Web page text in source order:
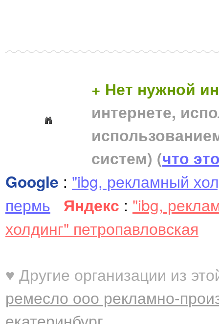
+ Нет нужной
интернете,
систем) (что
Google : "ibg, рекламный
пермь
Яндекс : "ibg,
холдинг" петропавловская
♥ Другие организации из
ремесло ооо рекламно-